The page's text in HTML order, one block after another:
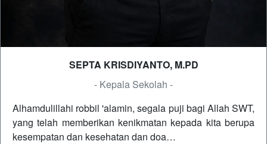
SEPTA KRISDIYANTO, M.PD
- Kepala Sekolah -
Alhamdulillahi robbil 'alamin, segala puji bagi Allah SWT,
yang telah memberikan kenikmatan kepada kita berupa
kesempatan dan kesehatan dan doa…